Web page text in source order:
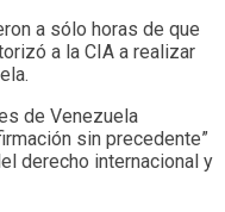
a sólo horas de que
a la CIA a realizar
de Venezuela
sin precedente”
derecho internacional y